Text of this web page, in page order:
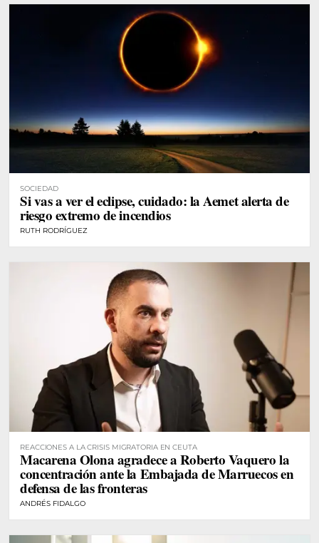
SOCIEDAD
Si vas a ver el eclipse, cuidado: la Aemet alerta de
riesgo extremo de incendios
RUTH RODRÍGUEZ
REACCIONES A LA CRISIS MIGRATORIA EN CEUTA
Macarena Olona agradece a Roberto Vaquero la
concentración ante la Embajada de Marruecos en
defensa de las fronteras
ANDRÉS FIDALGO